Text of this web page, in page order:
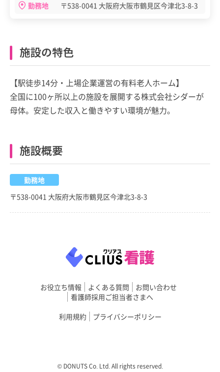
勤務地
〒538-0041 大阪府大阪市鶴見区今津北3-8-3
施設の特色
【駅徒歩14分・上場企業運営の有料老人ホーム】
全国に100ヶ所以上の施設を展開する株式会社シダーが
母体。安定した収入と働きやすい環境が魅力。
施設概要
勤務地
〒538-0041 大阪府大阪市鶴見区今津北3-8-3
お役立ち情報 よくある質問
お問い合わせ
看護師採用ご担当者さまへ
利用規約
プライバシーポリシー
©︎ DONUTS Co. Ltd. All rights reserved.